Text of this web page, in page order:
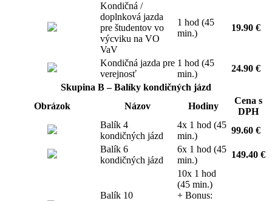
Kondičná /
doplnková jazda
pre študentov vo
výcviku na VO
VaV
1 hod (45
min.)
19.90 €
Kondičná jazda pre
verejnosť
1 hod (45
min.)
24.90 €
Skupina B – Balíky kondičných jázd
Obrázok
Názov Hodiny
Cena s
DPH
Balík 4
kondičných jázd
4x 1 hod (45
min.)
99.60 €
Balík 6
kondičných jázd
6x 1 hod (45
min.)
149.40 €
Balík 10
10x 1 hod
(45 min.)
+ Bonus: